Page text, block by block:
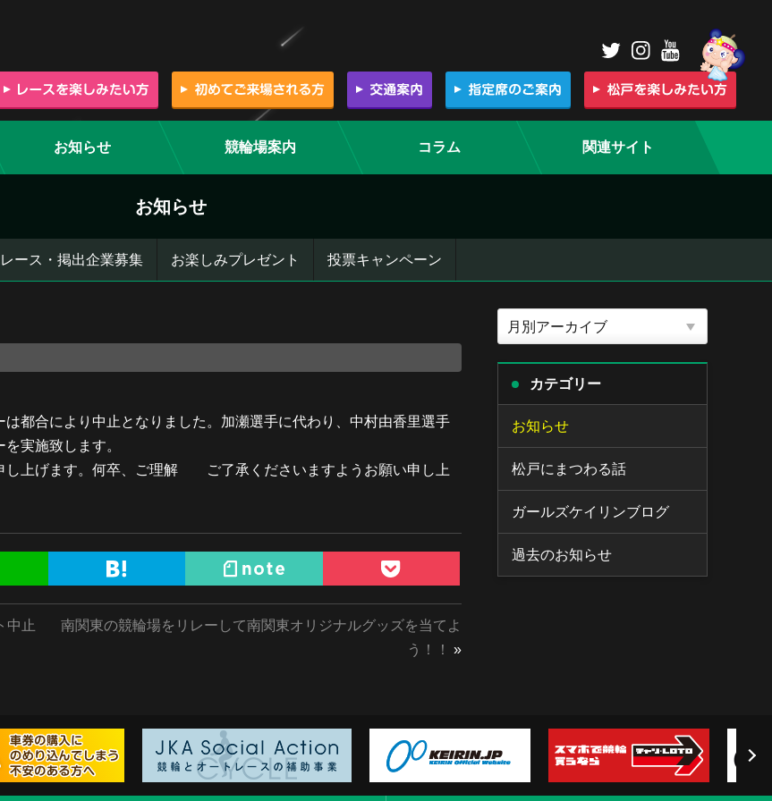
お知らせ 競輪場案内 コラム 関連サイト
お知らせ
ース・掲出企業募集 お楽しみプレゼント 投票キャンペーン
都合により中止となりました。加瀬選手に代わり、中村由香里選手
実施致します。
し上げます。何卒、ご理解 ご了承くださいますようお願い申し上
中止
南関東の競輪場をリレーして南関東オリジナルグッズを当てよ
う！！
»
カテゴリー
お知らせ
松戸にまつわる話
ガールズケイリンブログ
過去のお知らせ